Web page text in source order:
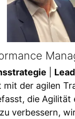
mit der agilen
die Agilität
verbessern,